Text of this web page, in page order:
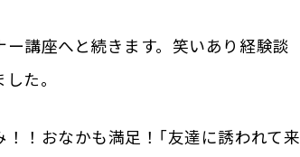
講座へと続きます。笑いあり経験談
た。
！おなかも満足！「友達に誘われて来